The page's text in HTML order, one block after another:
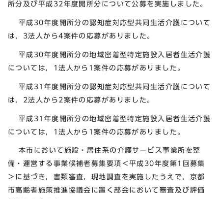
所分及び平成32年度開所分について公募を実施しました。
平成30年度開所分の認知症対応型共同生活介護について
は，3法人から4案件の応募がありました。
平成30年度開所分の地域密着型特定施設入居者生活介護
については，1法人から1案件の応募がありました。
平成31年度開所分の認知症対応型共同生活介護について
は，2法人から2案件の応募がありました。
平成31年度開所分の地域密着型特定施設入居者生活介護
については，1法人から1案件の応募がありました。
本市において施設・居住系の介護サービス事業所を整
備・運営する事業候補者募集要項＜平成30年度第1回募集
＞に基づき，書類審査，現地調査を実施したうえで，京都
市高齢者施策推進協議会に置く部会において審査及び評価